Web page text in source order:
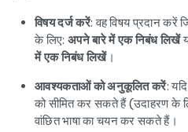
विषय दर्ज करें: वह विषय प्रदान करें
के लिए: अपने बारे में एक निबंध लिखें
में एक निबंध लिखें।
आवश्यकताओं को अनुकूलित करें:
को सीमित कर सकते हैं (उदाहरण के
वांछित भाषा का चयन कर सकते हैं।